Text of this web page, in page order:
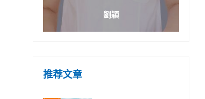
劉穎
推荐文章